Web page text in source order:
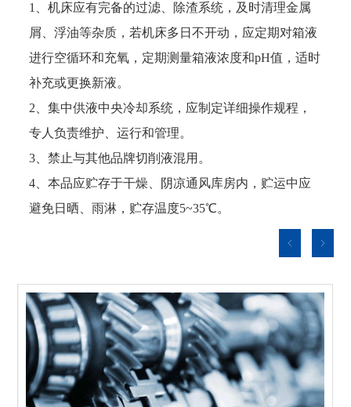
1、机床应有完备的过滤、除渣系统，及时清理金属
屑、浮油等杂质，若机床多日不开动，应定期对箱液
进行空循环和充氧，定期测量箱液浓度和pH值，适时
补充或更换新液。
2、集中供液中央冷却系统，应制定详细操作规程，
专人负责维护、运行和管理。
3、禁止与其他品牌切削液混用。
4、本品应贮存于干燥、阴凉通风库房内，贮运中应
避免日晒、雨淋 ， 贮存温度5~35℃。